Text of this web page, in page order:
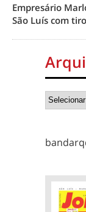
Empresário
São Luís com